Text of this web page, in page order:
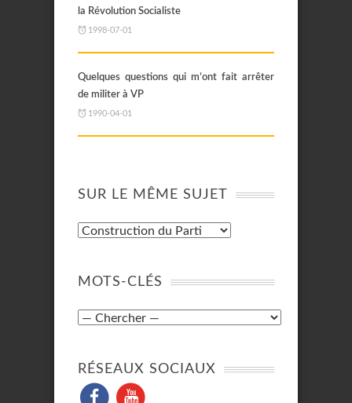
la Révolution Socialiste
1998-07-01
Quelques questions qui m’ont fait arrêter
de militer à VP
1990-04-01
SUR LE MÊME SUJET
MOTS-CLÉS
RÉSEAUX SOCIAUX